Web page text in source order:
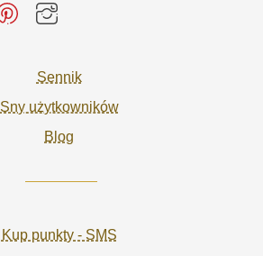
Sennik
Sny użytkowników
Blog
Kup punkty - SMS